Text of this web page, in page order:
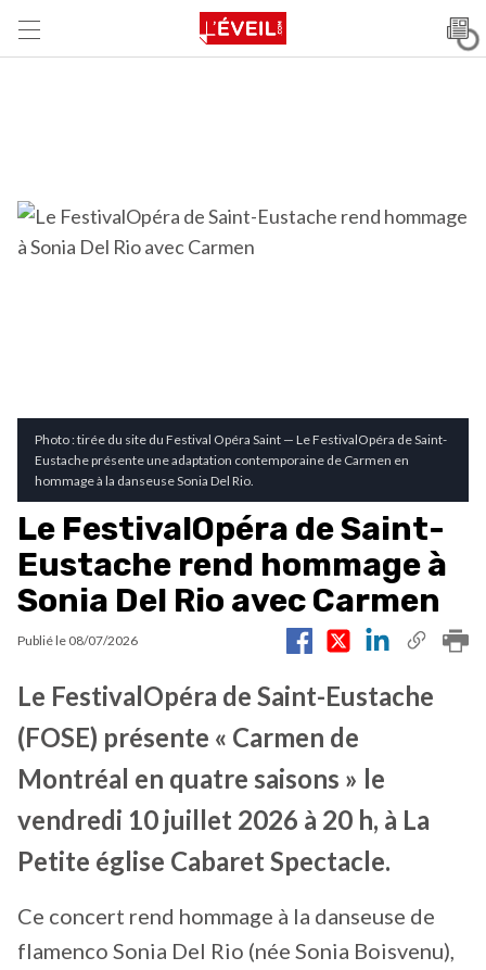
Photo : tirée du site du Festival Opéra Saint — Le FestivalOpéra de Saint-
Eustache présente une adaptation contemporaine de Carmen en
hommage à la danseuse Sonia Del Rio.
Le FestivalOpéra de Saint-
Eustache rend hommage à
Sonia Del Rio avec Carmen
Publié le 08/07/2026
Le FestivalOpéra de Saint-Eustache
(FOSE) présente « Carmen de
Montréal en quatre saisons » le
vendredi 10 juillet 2026 à 20 h, à La
Petite église Cabaret Spectacle.
Ce concert rend hommage à la danseuse de
flamenco Sonia Del Rio (née Sonia Boisvenu),